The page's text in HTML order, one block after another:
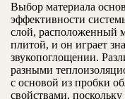
Выбор материала
эффективности
слой, расположенный
плитой, и он играет
звукопоглощении.
разными
с основой из пробки
свойствами,